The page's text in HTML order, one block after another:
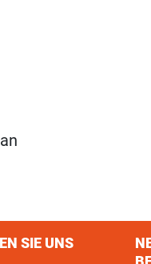
SIE UNS